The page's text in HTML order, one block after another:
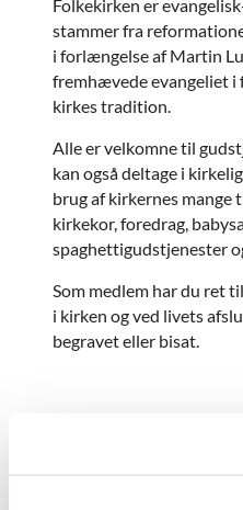
Folkekirken er
stammer fra
i forlængelse af Martin
fremhævede evangeliet
kirkes tradition.
Alle er velkomne til
kan også deltage i
brug af kirkernes mange
kirkekor, foredrag,
spaghettigudstjenester
Som medlem har du ret
i kirken og ved livets
begravet eller bisat.
Hvis du vil melde dig ud,